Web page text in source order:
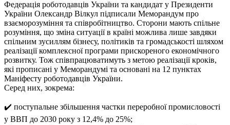
Федерація роботодавців України та кандидат у Президенти
України Олександр Вілкул підписали Меморандум про
взаєморозуміння та співробітництво. Сторони мають спільне
розуміння, що зміна ситуації в країні можлива лише завдяки
спільним зусиллям бізнесу, політиків та громадськості шляхом
реалізації комплексної програми прискореного економічного
розвитку. Тож співпрацюватимуть з метою реалізації кроків,
які прописані у Меморандумі та основані на 12 пунктах
Маніфесту роботодавців України.
Серед них, зокрема:
✔️ поступальне збільшення частки переробної промисловості
у ВВП до 2030 року з 12,4% до 25%;